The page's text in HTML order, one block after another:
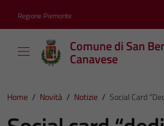
Regione Piemonte
Comune di San
Canavese
Home / Novità / Notizie / Social Card